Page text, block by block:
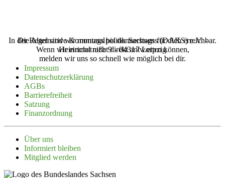
Die Alternative Kommunalpolitik Sachsens (‌DAKS‌) e.V. -
Heinrichstraße 9 - 04317 Leipzig
In der Regel sind wir montags bis donnerstags für dich erreichbar.
Wenn wir einmal nicht direkt antworten können,
melden wir uns so schnell wie möglich bei dir.
Impressum
Daten­schutz­er­klärung
AGBs
Barrie­re­freiheit
Satzung
Finanz­ordnung
Über uns
Infor­miert bleiben
Mitglied werden